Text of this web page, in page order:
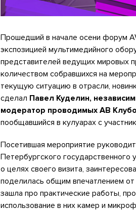
Прошедший в начале осени форум
экспозицией мультимедийного
представителей ведущих мировых
количеством собравшихся на
текущую ситуацию в отрасли,
сделал Павел Куделин,
модератор проводимых АВ
пообщавшийся в кулуарах с
Посетившая мероприятие
Петербургского государственного
о целях своего визита,
поделилась общим впечатлением
зашла про практические работы,
использование в них камер и